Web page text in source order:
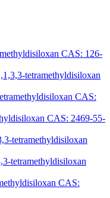
CAS: 126-
tetramethyldisiloxan
CAS:
CAS: 2469-55-
tetramethyldisiloxan
tetramethyldisiloxan
CAS: